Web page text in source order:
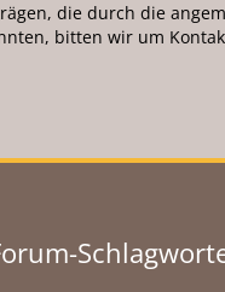
die durch die
bitten wir um